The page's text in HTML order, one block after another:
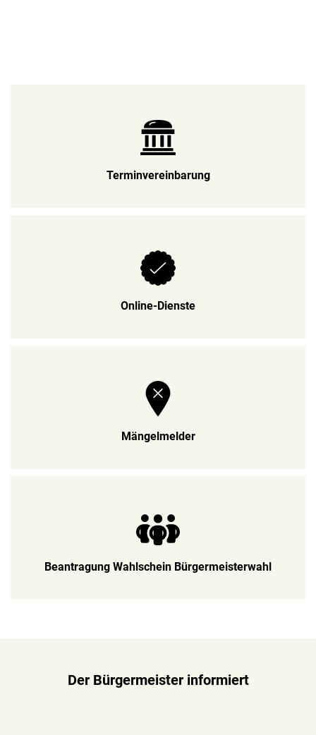
Terminvereinbarung
Online-Dienste
Mängelmelder
Beantragung Wahlschein Bürgermeisterwahl
Der Bürgermeister informiert